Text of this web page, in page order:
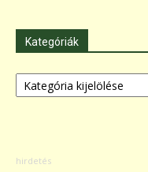
Kategóriák
Kategóriák